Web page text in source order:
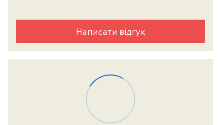
Написати відгук